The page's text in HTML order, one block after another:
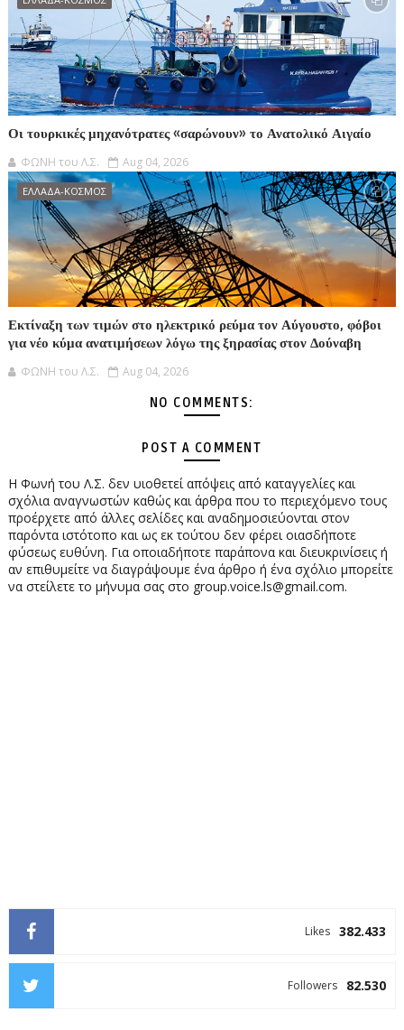
Οι τουρκικές μηχανότρατες «σαρώνουν» το Ανατολικό Αιγαίο
ΦΩΝΗ του Λ.Σ. Aug 04, 2026
ΕΛΛΑΔΑ-ΚΟΣΜΟΣ
Εκτίναξη των τιμών στο ηλεκτρικό ρεύμα τον Αύγουστο, φόβοι
για νέο κύμα ανατιμήσεων λόγω της ξηρασίας στον Δούναβη
ΦΩΝΗ του Λ.Σ. Aug 04, 2026
NO COMMENTS:
POST A COMMENT
Η Φωνή του Λ.Σ. δεν υιοθετεί απόψεις από καταγγελίες και
σχόλια αναγνωστών καθώς και άρθρα που το περιεχόμενο τους
προέρχετε από άλλες σελίδες και αναδημοσιεύονται στον
παρόντα ιστότοπο και ως εκ τούτου δεν φέρει οιασδήποτε
φύσεως ευθύνη. Για οποιαδήποτε παράπονα και διευκρινίσεις ή
αν επιθυμείτε να διαγράψουμε ένα άρθρο ή ένα σχόλιο μπορείτε
να στείλετε το μήνυμα σας στο group.voice.ls@gmail.com.
382.433
Likes
82.530
Followers